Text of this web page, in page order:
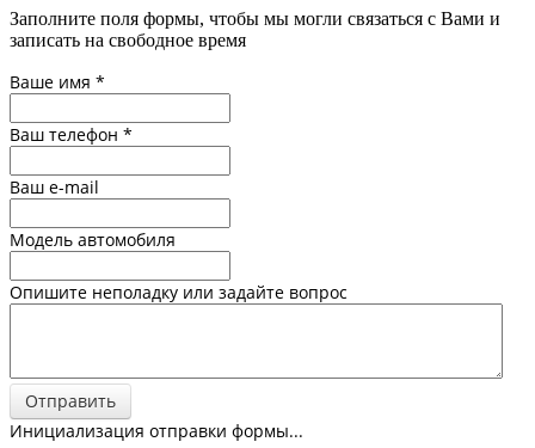
Заполните поля формы, чтобы мы могли связаться с Вами и
записать на свободное время
Ваше имя *
Ваш телефон *
Ваш e-mail
Модель автомобиля
Опишите неполадку или задайте вопрос
Отправить
Инициализация отправки формы...